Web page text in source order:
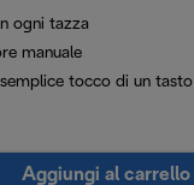
ogni tazza
manuale
tocco di un tasto
Aggiungi al carrello